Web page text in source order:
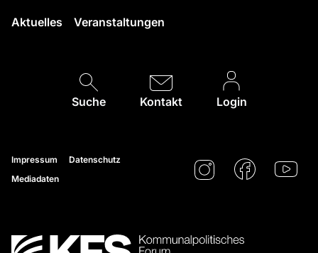
Aktuelles Veranstaltungen
Suche Kontakt Login
Impressum
Datenschutz
Mediadaten